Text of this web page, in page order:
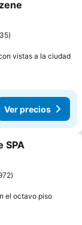
vistas a la ciudad
Ver precios
SPA
el octavo pisoVer